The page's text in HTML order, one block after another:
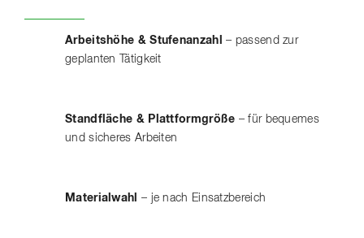
Arbeitshöhe & Stufenanzahl
– passend zur
geplanten Tätigkeit
Standfläche & Plattformgröße – für bequemes
und sicheres Arbeiten
Materialwahl – je nach Einsatzbereich